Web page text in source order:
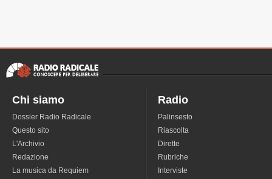
Chi siamo
Dossier Radio Radicale
Questo sito
L'Archivio
Redazione
La musica da Requiem
Radio
Palinsesto
Riascolta
Dirette
Rubriche
Interviste